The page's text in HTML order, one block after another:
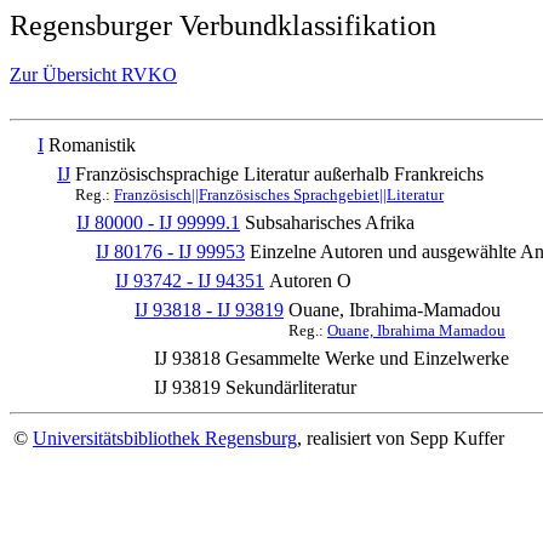
Regensburger Verbundklassifikation
Zur Übersicht RVKO
I Romanistik
IJ Französischsprachige Literatur außerhalb Frankreichs
Reg.: Französisch||Französisches Sprachgebiet||Literatur
IJ 80000 - IJ 99999.1 Subsaharisches Afrika
IJ 80176 - IJ 99953 Einzelne Autoren und ausgewählte
IJ 93742 - IJ 94351 Autoren O
IJ 93818 - IJ 93819 Ouane, Ibrahima-Mamadou
Reg.: Ouane, Ibrahima Mamadou
IJ 93818 Gesammelte Werke und Einzelwerke
IJ 93819 Sekundärliteratur
© Universitätsbibliothek Regensburg, realisiert von Sepp Kuffer